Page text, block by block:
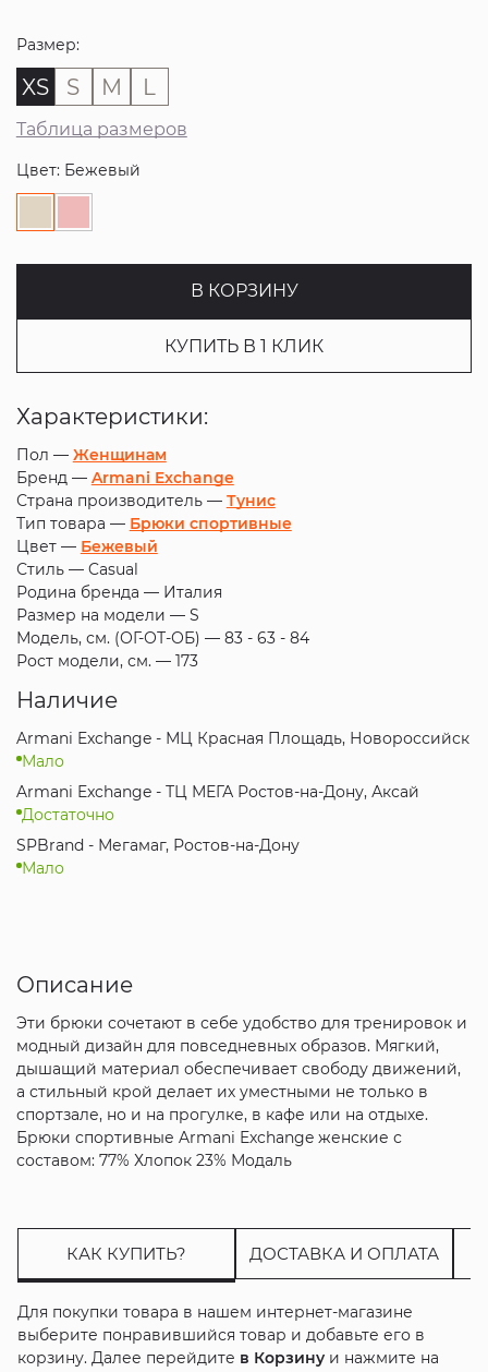
Размер:
XS S M L
Таблица размеров
Цвет: Бежевый
В КОРЗИНУ
КУПИТЬ В 1 КЛИК
Характеристики:
Пол — Женщинам
Бренд — Armani Exchange
Страна производитель — Тунис
Тип товара — Брюки спортивные
Цвет — Бежевый
Стиль — Casual
Родина бренда — Италия
Размер на модели — S
Модель, см. (ОГ-ОТ-ОБ) — 83 - 63 - 84
Рост модели, см. — 173
Наличие
Armani Exchange - МЦ Красная Площадь, Новороссийск
Мало
Armani Exchange - ТЦ МЕГА Ростов-на-Дону, Аксай
Достаточно
SPBrand - Мегамаг, Ростов-на-Дону
Мало
Описание
Эти брюки сочетают в себе удобство для тренировок и
модный дизайн для повседневных образов. Мягкий,
дышащий материал обеспечивает свободу движений,
а стильный крой делает их уместными не только в
спортзале, но и на прогулке, в кафе или на отдыхе.
Брюки спортивные Armani Exchange женские с
составом: 77% Хлопок 23% Модаль
КАК КУПИТЬ? ДОСТАВКА И ОПЛАТА
Для покупки товара в нашем интернет-магазине
выберите понравившийся товар и добавьте его в
корзину. Далее перейдите в Корзинуи нажмите на